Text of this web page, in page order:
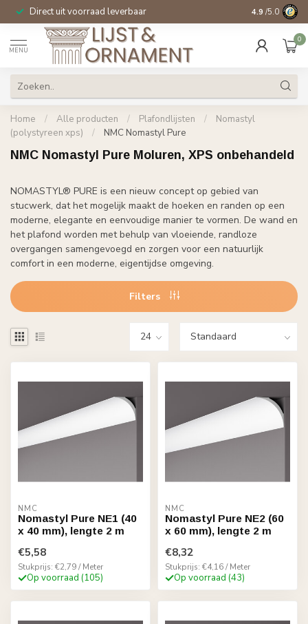
Direct uit voorraad leverbaar 14 dagen
4.9 /5.0
MENU
0
Home / Alle producten / Plafondlijsten /
Nomastyl
(polystyreen xps)
/ NMC Nomastyl Pure
NMC Nomastyl Pure Moluren, XPS onbehandeld
NOMASTYL® PURE is een nieuw concept op gebied van
stucwerk, dat het mogelijk maakt de hoeken en randen op een
moderne, elegante en eenvoudige manier te vormen. De wand en
het plafond worden met behulp van vloeiende, randloze
overgangen samengevoegd en zorgen voor een natuurlijk
comfort in een moderne, eigentijdse omgeving.
Filters
NMC
Nomastyl Pure NE1 (40
x 40 mm), lengte 2 m
€5,58
Stukprijs: €2,79 / Meter
Op voorraad (105)
NMC
Nomastyl Pure NE2 (60
x 60 mm), lengte 2 m
€8,32
Stukprijs: €4,16 / Meter
Op voorraad (43)